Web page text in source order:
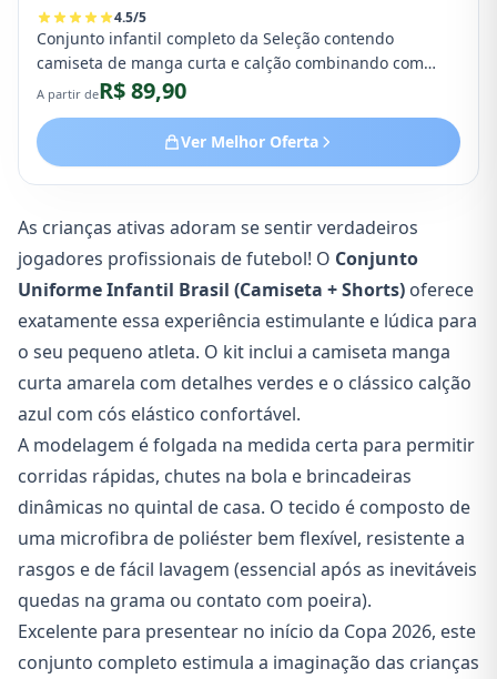
4.5/5
Conjunto infantil completo da Seleção contendo
camiseta de manga curta e calção combinando com
ajuste elástico na cintura. Excelente custo-benefício
A partir deR$ 89,90
Ver Melhor Oferta
As crianças ativas adoram se sentir verdadeiros
jogadores profissionais de futebol! O Conjunto
Uniforme Infantil Brasil (Camiseta + Shorts) oferece
exatamente essa experiência estimulante e lúdica para
o seu pequeno atleta. O kit inclui a camiseta manga
curta amarela com detalhes verdes e o clássico calção
azul com cós elástico confortável.
A modelagem é folgada na medida certa para permitir
corridas rápidas, chutes na bola e brincadeiras
dinâmicas no quintal de casa. O tecido é composto de
uma microfibra de poliéster bem flexível, resistente a
rasgos e de fácil lavagem (essencial após as inevitáveis
quedas na grama ou contato com poeira).
Excelente para presentear no início da Copa 2026, este
conjunto completo estimula a imaginação das crianças